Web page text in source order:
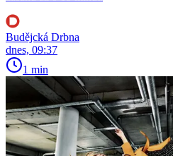
Budějcká Drbna
dnes, 09:37
1 min